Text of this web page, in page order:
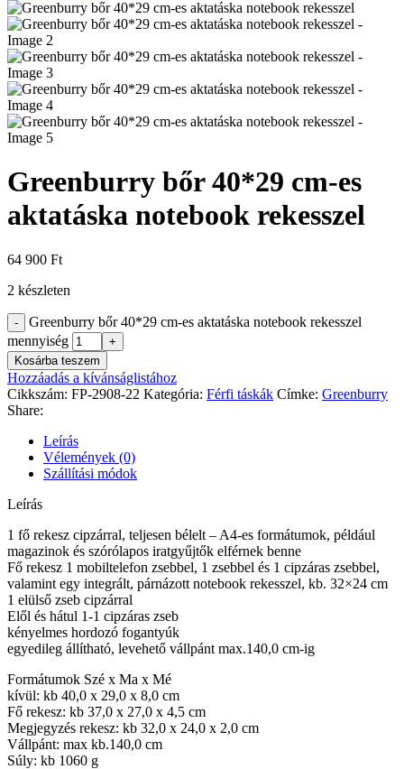
Greenburry bőr 40*29 cm-es
aktatáska notebook rekesszel
64 900 Ft
2 készleten
Greenburry bőr 40*29 cm-es aktatáska notebook rekesszel
mennyiség
Kosárba teszem
Hozzáadás a kívánságlistához
Cikkszám: FP-2908-22 Kategória: Férfi táskák Címke: Greenburry
Share:
Leírás
Vélemények (0)
Szállítási módok
Leírás
1 fő rekesz cipzárral, teljesen bélelt – A4-es formátumok, például
magazinok és szórólapos iratgyűjtők elférnek benne
Fő rekesz 1 mobiltelefon zsebbel, 1 zsebbel és 1 cipzáras zsebbel,
valamint egy integrált, párnázott notebook rekesszel, kb. 32×24 cm
1 elülső zseb cipzárral
Elől és hátul 1-1 cipzáras zseb
kényelmes hordozó fogantyúk
egyedileg állítható, levehető vállpánt max.140,0 cm-ig
Formátumok Szé x Ma x Mé
kívül: kb 40,0 x 29,0 x 8,0 cm
Fő rekesz: kb 37,0 x 27,0 x 4,5 cm
Megjegyzés rekesz: kb 32,0 x 24,0 x 2,0 cm
Vállpánt: max kb.140,0 cm
Súly: kb 1060 g